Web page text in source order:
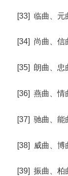
[33] 临曲、元
[34] 尚曲、信
[35] 朗曲、忠
[36] 燕曲、情
[37] 驰曲、能
[38] 威曲、博
[39] 振曲、柏